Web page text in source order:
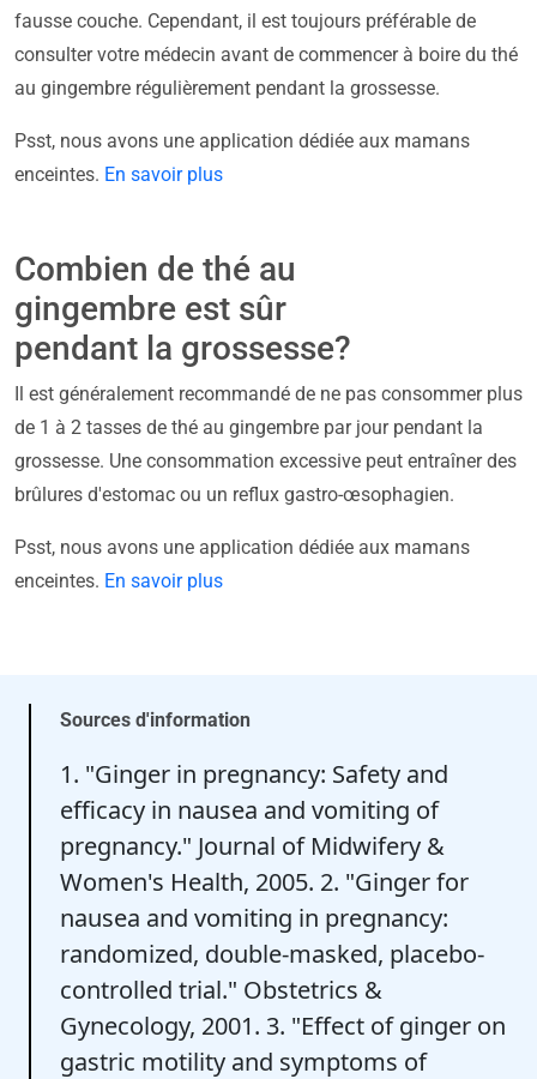
fausse couche. Cependant, il est toujours préférable de
consulter votre médecin avant de commencer à boire du thé
au gingembre régulièrement pendant la grossesse.
Psst, nous avons une application dédiée aux mamans
enceintes. En savoir plus
Combien de thé au
gingembre est sûr
pendant la grossesse?
Il est généralement recommandé de ne pas consommer plus
de 1 à 2 tasses de thé au gingembre par jour pendant la
grossesse. Une consommation excessive peut entraîner des
brûlures d'estomac ou un reflux gastro-œsophagien.
Psst, nous avons une application dédiée aux mamans
enceintes. En savoir plus
Sources d'information
1. "Ginger in pregnancy: Safety and
efficacy in nausea and vomiting of
pregnancy." Journal of Midwifery &
Women's Health, 2005. 2. "Ginger for
nausea and vomiting in pregnancy:
randomized, double-masked, placebo-
controlled trial." Obstetrics &
Gynecology, 2001. 3. "Effect of ginger on
gastric motility and symptoms of